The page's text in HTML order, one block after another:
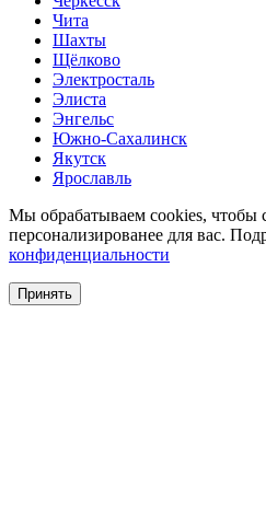
Чита
Шахты
Щёлково
Электросталь
Элиста
Энгельс
Южно-Сахалинск
Якутск
Ярославль
Мы обрабатываем cookies, чтобы
персонализированее для вас.
конфиденциальности
Принять